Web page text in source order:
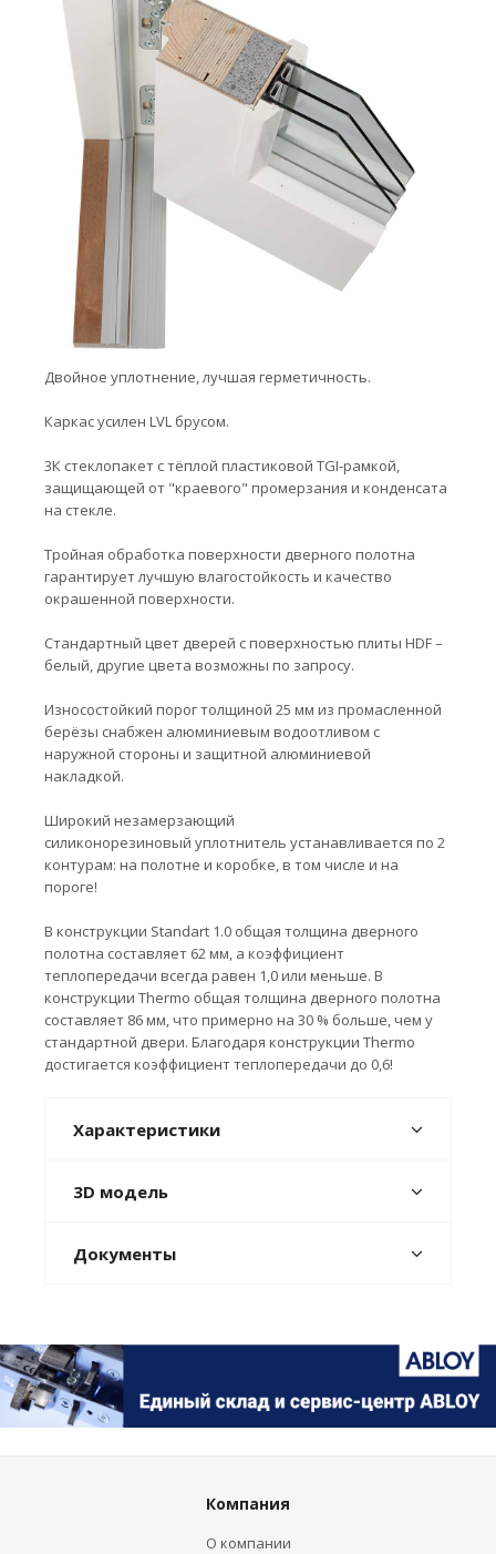
Двойное уплотнение, лучшая герметичность.
Каркас усилен LVL брусом.
3К стеклопакет с тёплой пластиковой TGI-рамкой,
защищающей от "краевого" промерзания и конденсата
на стекле.
Тройная обработка поверхности дверного полотна
гарантирует лучшую влагостойкость и качество
окрашенной поверхности.
Стандартный цвет дверей с поверхностью плиты HDF –
белый, другие цвета возможны по запросу.
Износостойкий порог толщиной 25 мм из промасленной
берёзы снабжен алюминиевым водоотливом с
наружной стороны и защитной алюминиевой
накладкой.
Широкий незамерзающий
силиконорезиновый уплотнитель устанавливается по 2
контурам: на полотне и коробке, в том числе и на
пороге!
В конструкции Standart 1.0 общая толщина дверного
полотна составляет 62 мм, а коэффициент
теплопередачи всегда равен 1,0 или меньше. В
конструкции Thermo общая толщина дверного полотна
составляет 86 мм, что примерно на 30 % больше, чем у
стандартной двери. Благодаря конструкции Thermo
достигается коэффициент теплопередачи до 0,6!
Характеристики
3D модель
Документы
Компания
О компании